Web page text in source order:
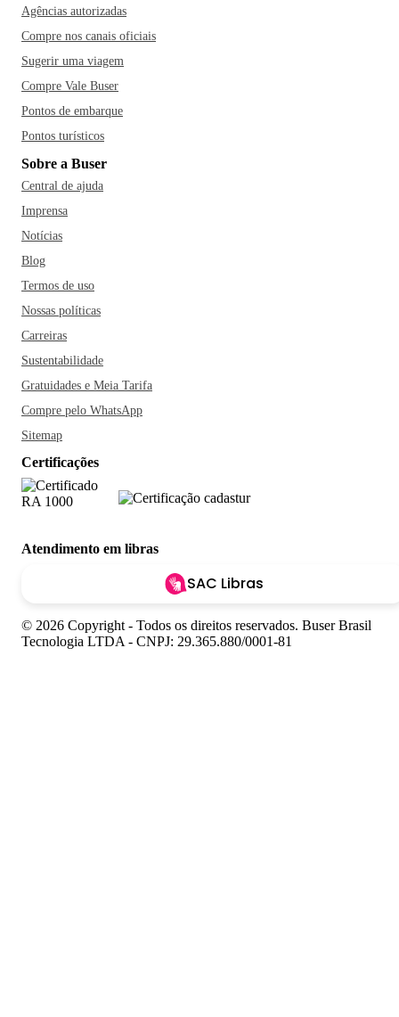
Agências autorizadas
Compre nos canais oficiais
Sugerir uma viagem
Compre Vale Buser
Pontos de embarque
Pontos turísticos
Sobre a Buser
Central de ajuda
Imprensa
Notícias
Blog
Termos de uso
Nossas políticas
Carreiras
Sustentabilidade
Gratuidades e Meia Tarifa
Compre pelo WhatsApp
Sitemap
Certificações
Atendimento em libras
SAC Libras
© 2026 Copyright - Todos os direitos reservados. Buser Brasil
Tecnologia LTDA - CNPJ: 29.365.880/0001-81